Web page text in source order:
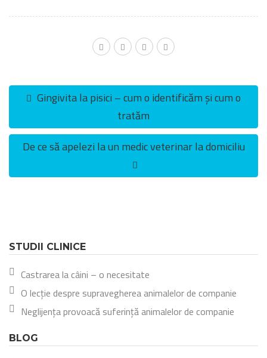
Gingivita la pisici – cum o identificăm și cum o
tratăm
De ce să apelezi la un medic veterinar la domiciliu
STUDII CLINICE
Castrarea la câini – o necesitate
O lecție despre supravegherea animalelor de companie
Neglijența provoacă suferință animalelor de companie
BLOG